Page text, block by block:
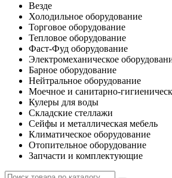
Везде
Холодильное оборудование
Торговое оборудование
Тепловое оборудование
Фаст-Фуд оборудование
Электромеханическое
Барное оборудование
Нейтральное оборудование
Моечное и санитарно-
Кулеры для воды
Складские стеллажи
Сейфы и металлическая мебель
Климатическое оборудование
Отопительное оборудование
Запчасти и комплектующие